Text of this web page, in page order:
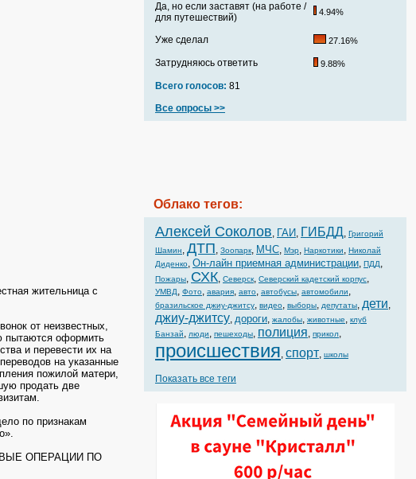
жительница с
от неизвестных,
пытаются оформить
и перевести их на
на указанные
пожилой матери,
продать две
по признакам
ОПЕРАЦИИ ПО
Да, но если заставят (на работе /
для путешествий)
4.94%
Уже сделал 27.16%
Затрудняюсь ответить 9.88%
Всего голосов: 81
Все опросы >>
Облако тегов:
Алексей Соколов, ГАИ, ГИБДД, Григорий
Шамин, ДТП, Зоопарк, МЧС, Мэр, Наркотики, Николай
Диденко, Он-лайн приемная администрации, ПДД,
Пожары, СХК, Северск, Северский кадетский корпус,
УМВД, Фото, авария, авто, автобусы, автомобили,
бразильское джиу-джитсу, видео, выборы, депутаты, дети,
джиу-джитсу, дороги, жалобы, животные, клуб
Банзай, люди, пешеходы, полиция, прикол,
происшествия, спорт, школы
Показать все теги